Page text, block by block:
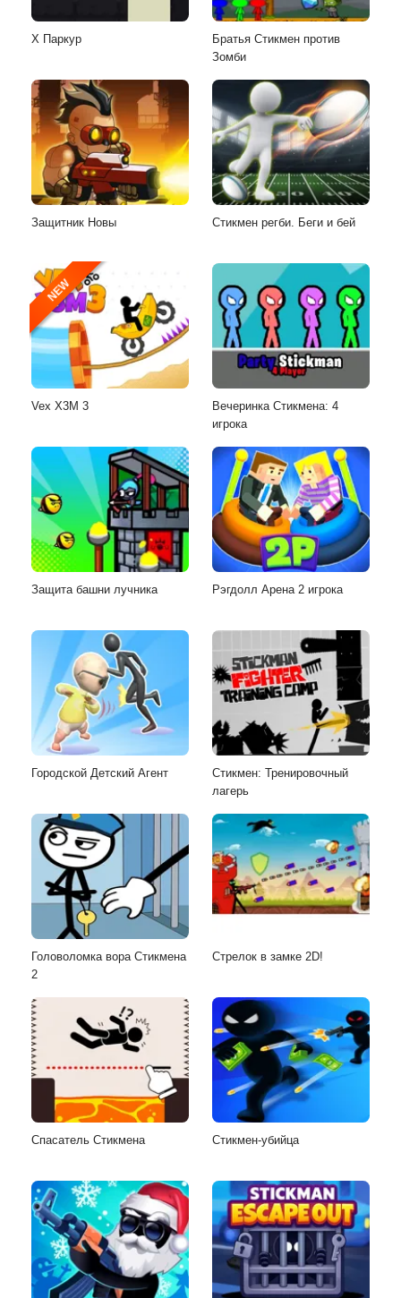
Х Паркур
Братья Стикмен против
Зомби
Защитник Новы Стикмен регби. Беги и бей
NEW
Vex X3M 3
Вечеринка Стикмена: 4
игрока
Защита башни лучника Рэгдолл Арена 2 игрока
Городской Детский Агент
Стикмен: Тренировочный
лагерь
Головоломка вора Стикмена
2
Стрелок в замке 2D!
Спасатель Стикмена Стикмен-убийца